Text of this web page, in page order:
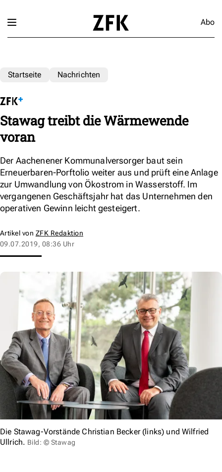
Abo
Startseite Nachrichten
Stawag treibt die Wärmewende
voran
Der Aachenener Kommunalversorger baut sein
Erneuerbaren-Porftolio weiter aus und prüft eine Anlage
zur Umwandlung von Ökostrom in Wasserstoff. Im
vergangenen Geschäftsjahr hat das Unternehmen den
operativen Gewinn leicht gesteigert.
Artikel von ZFK Redaktion
09.07.2019, 08:36 Uhr
Die Stawag-Vorstände Christian Becker (links) und Wilfried
Ullrich. Bild: © Stawag